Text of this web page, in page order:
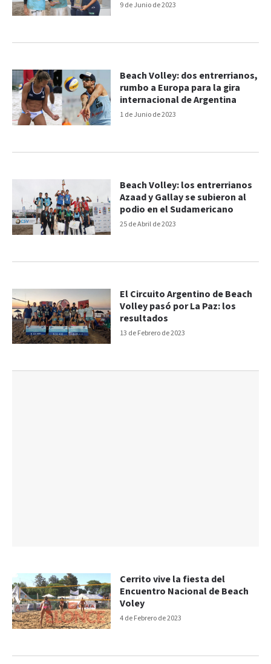
9 de Junio de 2023
1 de Junio de 2023
Beach Volley: dos entrerrianos,
rumbo a Europa para la gira
internacional de Argentina
25 de Abril de 2023
Beach Volley: los entrerrianos
Azaad y Gallay se subieron al
podio en el Sudamericano
13 de Febrero de 2023
El Circuito Argentino de Beach
Volley pasó por La Paz: los
resultados
4 de Febrero de 2023
Cerrito vive la fiesta del
Encuentro Nacional de Beach
Voley